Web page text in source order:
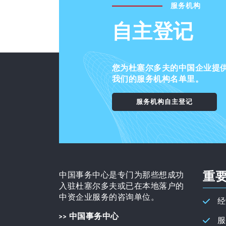
服务机构
自主登记
您为杜塞尔多夫的中国企业提
我们的服务机构名单里。
服务机构自主登记
中国事务中心是专门为那些想成功
入驻杜塞尔多夫或已在本地落户的
中资企业服务的咨询单位。
>> 中国事务中心
重